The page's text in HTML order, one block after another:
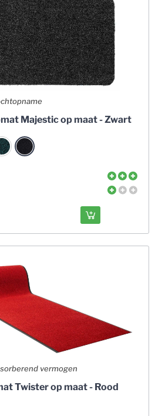
Majestic op maat - Zwart
vermogen
Twister op maat - Rood